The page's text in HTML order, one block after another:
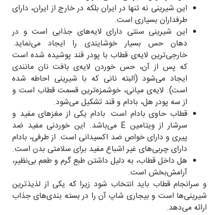
این شیرینی نه تنها در ایران بلکه در خارج از ایران، دارای
طرفداران بسیاری است.
این شیرینی سنتی دارای لایه‌های جذابی است و در
دهان حس بسیار خوشایندی را ایجاد می‌نماید.
خارجی‌ترین لایه‌ی قطاب با پودر قند پوشیده شده است
که پس از آن، حس خوردن لایه‌ی بافت نان مانندی
ایجاد می‌شود (البته نانی که با شیرینی احاطه شده
است). لایه‌ی میانی، خوشمزه‌ترین قسمت قطاب است و
از سه پودر هل، بادام و قند تشکیل می‌شود.
قطاب حاوی بادام است. بادام یکی از مغز‌های مفید و
سرشار از ویتامین E می‌باشد. این خوردنی مفید ضد
پیری و دارای خواص ضد اکسیدانی است. از طرفی، بادام
دارای چربی‌های غیر اشباع مفید برای سلامتی بدن است.
هل داخل قطاب، به دلیل داشتن طبع گرم و طعم بی‌نظیر،
آرامش‌بخش است.
و سرانجام قطاب باید انتخاب شود زیرا که یکی از لذیذ‌ترین‌
شیرینی‌ها است و بیجاری شاپ آن را در بسته بندی‌های جذاب
ارائه می‌دهد.